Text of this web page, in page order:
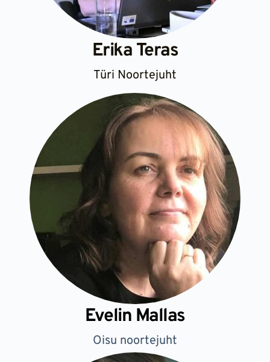
Erika Teras
Türi Noortejuht
Evelin Mallas
Oisu noortejuht